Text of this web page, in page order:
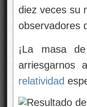
diez veces su
observadores
¡La masa
arriesgarnos
relatividad